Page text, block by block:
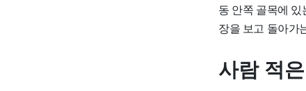
동 안쪽 골목에
장을 보고 돌아가
사람 적